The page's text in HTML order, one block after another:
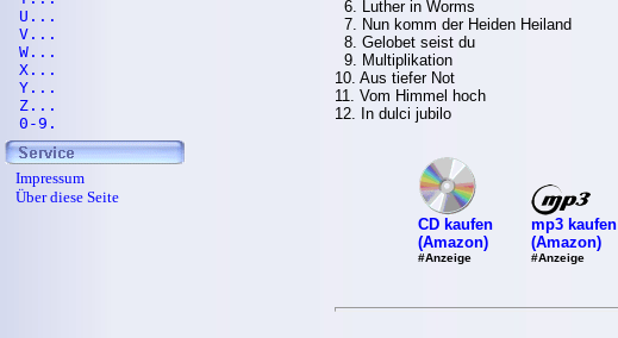
6. Luther in Worms
7. Nun komm der Heiden Heiland
8. Gelobet seist du
9. Multiplikation
10. Aus tiefer Not
11. Vom Himmel hoch
12. In dulci jubilo
CD kaufen
(Amazon)
#Anzeige
mp3 kaufen
(Amazon)
#Anzeige
U...
V...
W...
X...
Y...
Z...
0-9.
Impressum
Über diese Seite